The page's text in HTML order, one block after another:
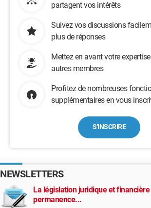
partagent vos intérêts
Suivez vos discussions
plus de réponses
Mettez en avant votre
autres membres
Profitez de nombreuses
supplémentaires en vous
S'INSCRIRE
NEWSLETTERS
La législation juridique et
permanence...